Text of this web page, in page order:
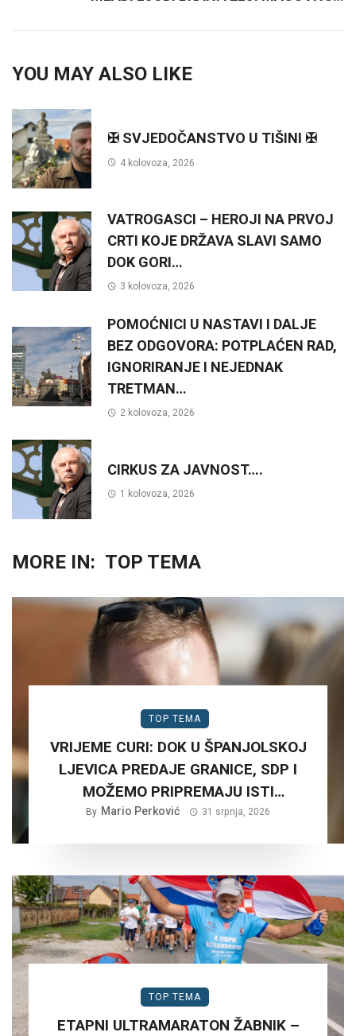
YOU MAY ALSO LIKE
✠ SVJEDOČANSTVO U TIŠINI ✠
4 kolovoza, 2026
VATROGASCI – HEROJI NA PRVOJ
CRTI KOJE DRŽAVA SLAVI SAMO
DOK GORI…
3 kolovoza, 2026
POMOĆNICI U NASTAVI I DALJE
BEZ ODGOVORA: POTPLAĆEN RAD,
IGNORIRANJE I NEJEDNAK
TRETMAN…
2 kolovoza, 2026
CIRKUS ZA JAVNOST….
1 kolovoza, 2026
MORE IN: TOP TEMA
TOP TEMA
VRIJEME CURI: DOK U ŠPANJOLSKOJ
LJEVICA PREDAJE GRANICE, SDP I
MOŽEMO PRIPREMAJU ISTI
SCENARIJ ZA HRVATSKU….
By Mario Perković 31 srpnja, 2026
TOP TEMA
ETAPNI ULTRAMARATON ŽABNIK –